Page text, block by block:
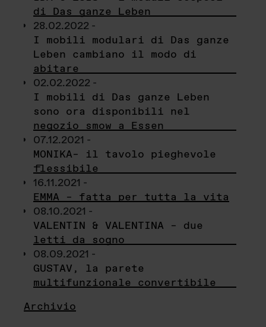
di Das ganze Leben
28.02.2022 -
I mobili modulari di Das ganze
Leben cambiano il modo di
abitare
02.02.2022 -
I mobili di Das ganze Leben
sono ora disponibili nel
negozio smow a Essen
07.12.2021 -
MONIKA– il tavolo pieghevole
flessibile
16.11.2021 -
EMMA – fatta per tutta la vita
08.10.2021 -
VALENTIN & VALENTINA – due
letti da sogno
08.09.2021 -
GUSTAV, la parete
multifunzionale convertibile
Archivio